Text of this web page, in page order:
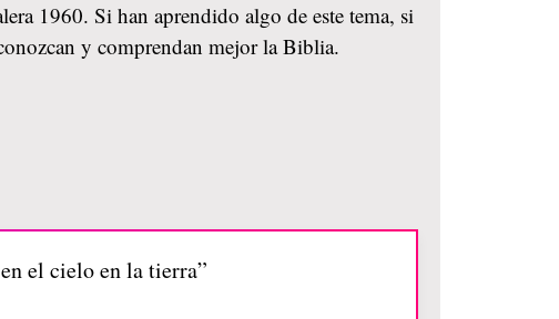
1960. Si han aprendido algo de este tema, si
y comprendan mejor la Biblia.
el cielo en la tierra”